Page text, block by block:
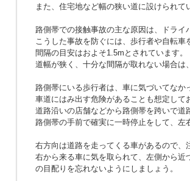
また、住宅地など幅の狭い道に設けられ
路側帯での接触事故の主な原因は、ドラ
こうした事故を防ぐには、歩行者や自転
間隔の目安はおよそ1.5mとされています。
道幅が狭く、十分な間隔が取れない場合は
路側帯にいる歩行者は、車に気づいてなか
車道にはみ出す危険があることも想定して
道路沿いの店舗などから路側帯を跨いで道
路側帯の手前で確実に一時停止をして、左
右方向は道路を走ってくる車があるので
右から来る車に気を取られて、左側から
の目配りを忘れないようにしましょう。